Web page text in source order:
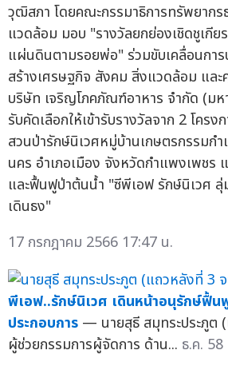
วุฒิสภา โดยคณะกรรมาธิการทรัพยากร
แวดล้อม มอบ "รางวัลยกย่องเชิดชูเกีย
แผ่นดินตามรอยพ่อ" ร่วมขับเคลื่อนการ
สร้างเศรษฐกิจ สังคม สิ่งแวดล้อม แล
บริษัท เจริญโภคภัณฑ์อาหาร จำกัด (ม
รับคัดเลือกให้เข้ารับรางวัลจาก 2 โคร
สวนป่ารักษ์นิเวศหมู่บ้านเกษตรกรรมก
นคร อำเภอเมือง จังหวัดกำแพงเพชร
และฟื้นฟูป่าต้นน้ำ "ซีพีเอฟ รักษ์นิเวศ ลุ่
เดินธง"
17 กรกฎาคม 2566 17:47 น.
พีเอฟ..รักษ์นิเวศ เดินหน้าอนุรักษ์ฟื้น
ประกอบการ — นายสุธี สมุทระประภูต
ผู้ช่วยกรรมการผู้จัดการ ด้าน... ธ.ค. 58